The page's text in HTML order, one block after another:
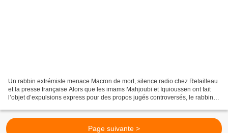
Un rabbin extrémiste menace Macron de mort, silence radio chez Retailleau
et la presse française Alors que les imams Mahjoubi et Iquioussen ont fait
l’objet d’expulsions express pour des propos jugés controversés, le rabbin
Page suivante >